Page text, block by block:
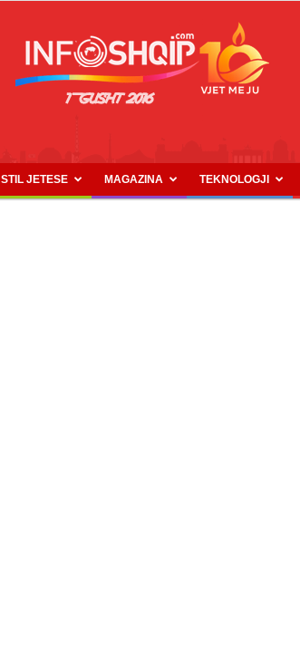
INFOSHQIP.COM
STIL JETESE MAGAZINA TEKNOLOGJI